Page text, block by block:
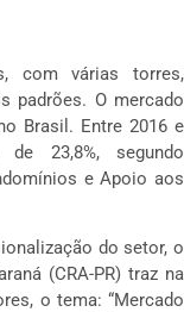
com várias torres,
padrões. O mercado
Brasil. Entre 2016 e
23,8%, segundo
e Apoio aos
do setor, o
(CRA-PR) traz na
o tema: “Mercado